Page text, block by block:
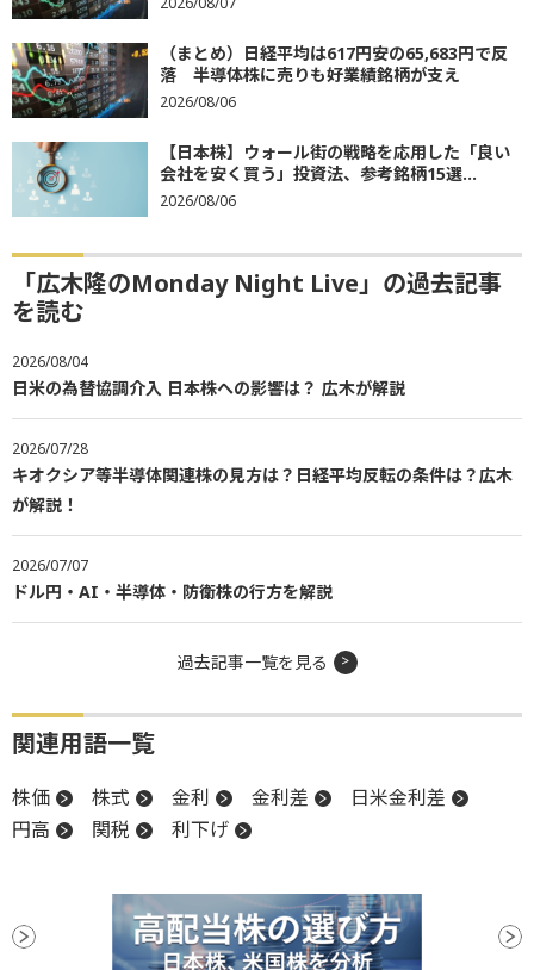
（まとめ）日経平均は617円安の65,683円で反
落 半導体株に売りも好業績銘柄が支え
2026/08/06
【日本株】ウォール街の戦略を応用した「良い
会社を安く買う」投資法、参考銘柄15選...
2026/08/06
「広木隆のMonday Night Live」の過去記事
を読む
2026/08/04
日米の為替協調介入 日本株への影響は？ 広木が解説
2026/07/28
キオクシア等半導体関連株の見方は？日経平均反転の条件は？広木
が解説！
2026/07/07
ドル円・AI・半導体・防衛株の行方を解説
過去記事一覧を見る
関連用語一覧
株価 株式 金利 金利差
日米金利差
円高
関税 利下げ